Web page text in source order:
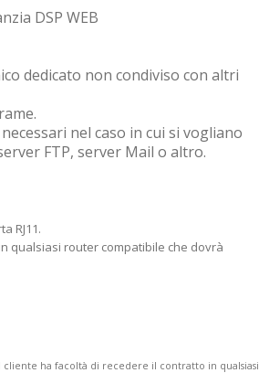
DSP WEB
dedicato non condiviso con altri
nel caso in cui si vogliano
FTP, server Mail o altro.
RJ11.
qualsiasi router compatibile che dovrà
ha facoltà di recedere il contratto in qualsiasi